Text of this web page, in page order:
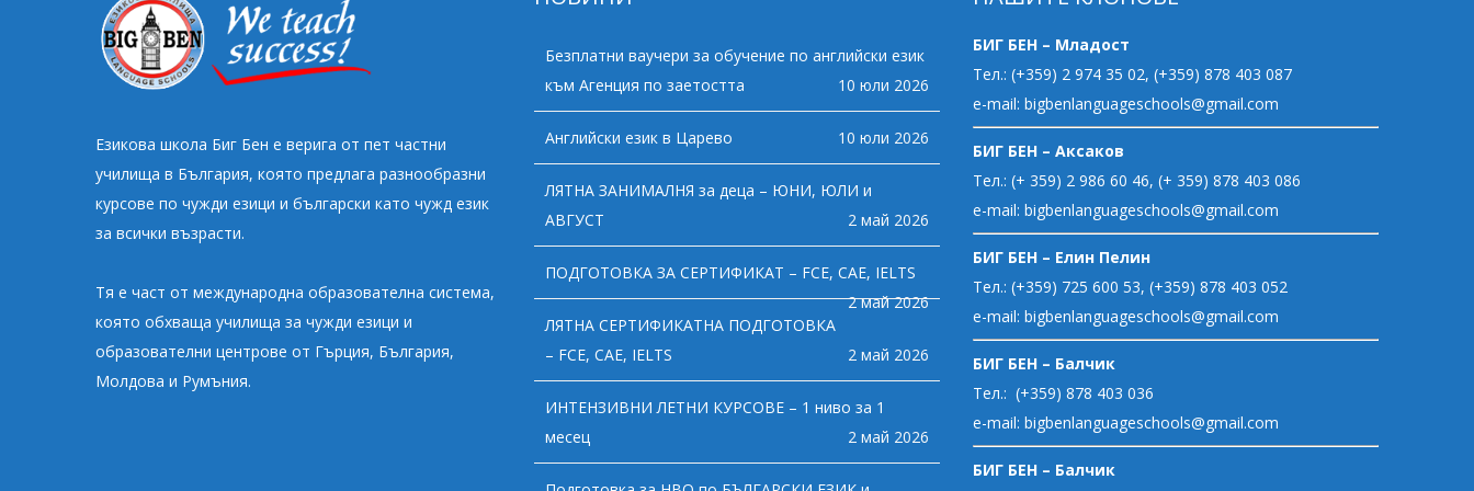
Езикова школа Биг Бен e верига от пет частни
училища в България, която предлага разнообразни
курсове по чужди езици и български като чужд език
за всички възрасти.
Тя е част от международна образователна система,
която обхваща училища за чужди езици и
образователни центрове от Гърция, България,
Молдова и Румъния.
Безплатни ваучери за обучение по английски език
към Агенция по заетостта
10 юли 2026
Английски език в Царево 10 юли 2026
ЛЯТНА ЗАНИМАЛНЯ за деца – ЮНИ, ЮЛИ и
АВГУСТ
2 май 2026
ПОДГОТОВКА ЗА СЕРТИФИКАТ – FCE, CAE, IELTS
2 май 2026
ЛЯТНА СЕРТИФИКАТНА ПОДГОТОВКА
– FCE, CAE, IELTS
2 май 2026
ИНТЕНЗИВНИ ЛЕТНИ КУРСОВЕ – 1 ниво за 1
месец
2 май 2026
БИГ БЕН – Младост
Тел.: (+359) 2 974 35 02, (+359) 878 403 087
e-mail: bigbenlanguageschools@gmail.com
БИГ БЕН – Аксаков
Тел.: (+ 359) 2 986 60 46, (+ 359) 878 403 086
e-mail: bigbenlanguageschools@gmail.com
БИГ БЕН – Елин Пелин
Тел.: (+359) 725 600 53, (+359) 878 403 052
e-mail: bigbenlanguageschools@gmail.com
БИГ БЕН – Балчик
Тел.: (+359) 878 403 036
e-mail: bigbenlanguageschools@gmail.com
БИГ БЕН – Балчик